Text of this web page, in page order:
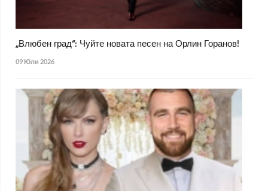
„Влюбен град“: Чуйте новата песен на Орлин Горанов!
09 Юли 2026